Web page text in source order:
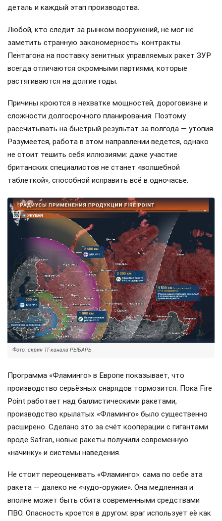
деталь и каждый этап производства.
Любой, кто следит за рынком вооружений, не мог не
заметить странную закономерность: контракты
Пентагона на поставку зенитных управляемых ракет ЗУР
всегда отличаются скромными партиями, которые
растягиваются на долгие годы.
Причины кроются в нехватке мощностей, дороговизне и
сложности долгосрочного планирования. Поэтому
рассчитывать на быстрый результат за полгода — утопия.
Разумеется, работа в этом направлении ведется, однако
не стоит тешить себя иллюзиями: даже участие
британских специалистов не станет «волшебной
таблеткой», способной исправить всё в одночасье.
Фото: скрин ТГ-канала РЫБАРЬ
Программа «Фламинго» в Европе показывает, что
производство серьёзных снарядов тормозится. Пока Fire
Point работает над баллистическими ракетами,
производство крылатых «Фламинго» было существенно
расширено. Сделано это за счёт кооперации с гигантами
вроде Safran, новые ракеты получили современную
«начинку» и системы наведения.
Не стоит переоценивать «Фламинго»: сама по себе эта
ракета — далеко не «чудо-оружие». Она медленная и
вполне может быть сбита современными средствами
ПВО. Опасность кроется в другом: враг использует её как